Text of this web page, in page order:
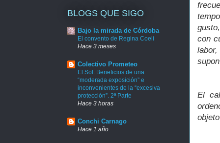
con
El
BLOGS QUE SIGO
Bajo la mirada de Córdoba
El convento de Regina Coeli
Hace 3 meses
Colectivo Prometeo
El Sol: Beneficios de una
“moderada exposición” e
inconvenientes de la “excesiva
protección”. 2ª Parte
Hace 3 horas
Conchi Carnago
Hace 1 año